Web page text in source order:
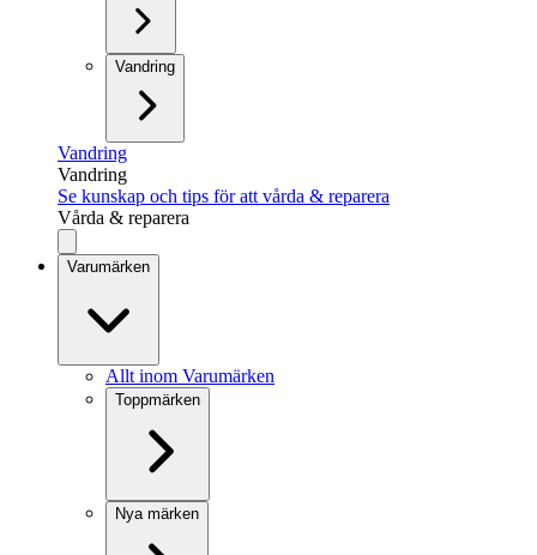
Vandring
Vandring
Vandring
Se kunskap och tips för att vårda & reparera
Vårda & reparera
Varumärken
Allt inom Varumärken
Toppmärken
Nya märken